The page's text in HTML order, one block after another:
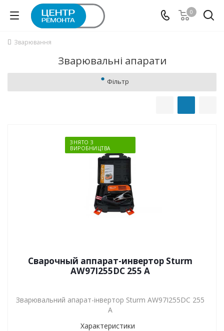
0
Зварювання
Зварювальні апарати
Фільтр
ЗНЯТО З
ВИРОБНИЦТВА
Сварочный аппарат-инвертор Sturm
AW97I255DC 255 А
Зварювальний апарат-інвертор Sturm AW97I255DC 255
А
Характеристики